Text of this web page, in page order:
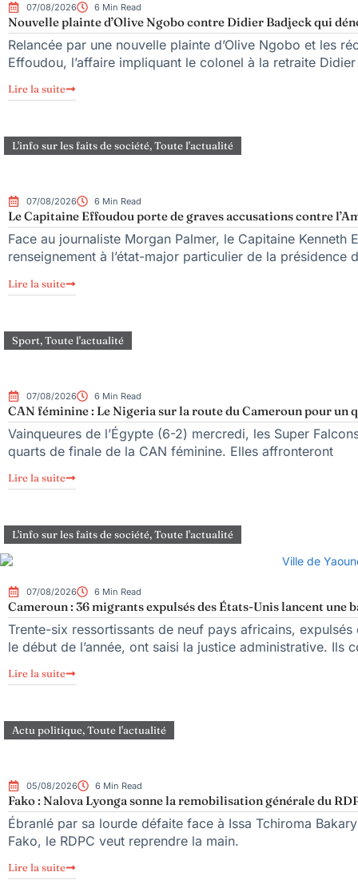
07/08/2026 6 Min Read
Nouvelle plainte d’Olive Ngobo contre Didier Badjeck qui
Relancée par une nouvelle plainte d’Olive Ngobo et les
Effoudou, l’affaire impliquant le colonel à la retraite
Lire la suite
L'info sur les faits de société,Toute l'actualité
07/08/2026 6 Min Read
Le Capitaine Effoudou porte de graves accusations contre
Face au journaliste Morgan Palmer, le Capitaine Kenneth
renseignement à l’état-major particulier de la présidence
Lire la suite
Sport,Toute l'actualité
07/08/2026 6 Min Read
CAN féminine : Le Nigeria sur la route du Cameroun pour un
Vainqueures de l’Égypte (6-2) mercredi, les Super
quarts de finale de la CAN féminine. Elles affronteront
Lire la suite
L'info sur les faits de société,Toute l'actualité
07/08/2026 6 Min Read
Cameroun : 36 migrants expulsés des États-Unis lancent
Trente-six ressortissants de neuf pays africains,
le début de l’année, ont saisi la justice administrative. Ils
Lire la suite
Actu politique,Toute l'actualité
05/08/2026 6 Min Read
Fako : Nalova Lyonga sonne la remobilisation générale du
Ébranlé par sa lourde défaite face à Issa Tchiroma
Fako, le RDPC veut reprendre la main.
Lire la suite